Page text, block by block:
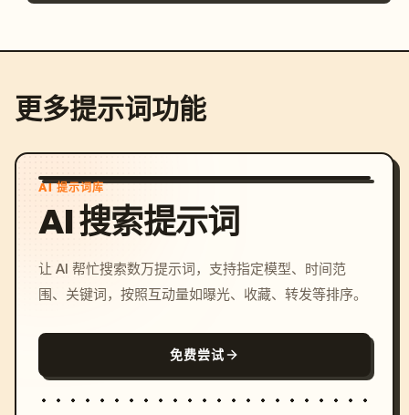
更多提示词功能
AI 提示词库
AI 搜索提示词
让 AI 帮忙搜索数万提示词，支持指定模型、时间范
围、关键词，按照互动量如曝光、收藏、转发等排序。
免费尝试